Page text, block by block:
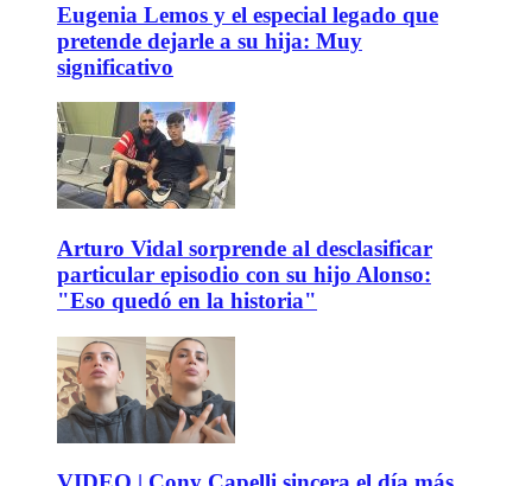
Eugenia Lemos y el especial legado que
pretende dejarle a su hija: Muy
significativo
Arturo Vidal sorprende al desclasificar
particular episodio con su hijo Alonso:
"Eso quedó en la historia"